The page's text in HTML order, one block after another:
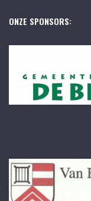
ONZE SPONSORS: